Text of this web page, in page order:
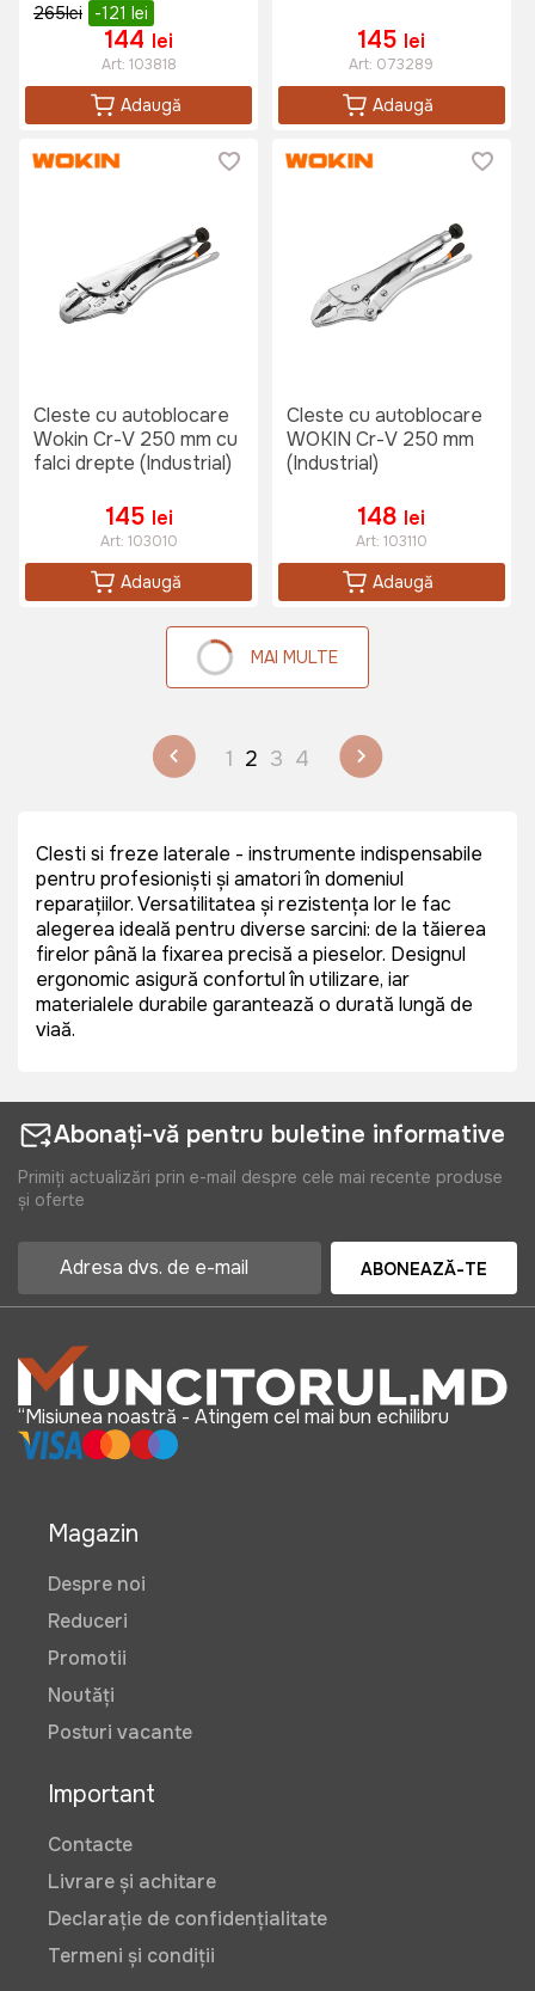
265lei -121 lei
144 lei
Art: 103818
Adaugă
145 lei
Art: 073289
Adaugă
Cleste cu autoblocare
Wokin Cr-V 250 mm cu
falci drepte (Industrial)
145 lei
Art: 103010
Adaugă
Cleste cu autoblocare
WOKIN Cr-V 250 mm
(Industrial)
148 lei
Art: 103110
Adaugă
MAI MULTE
1 2 3 4
Clesti si freze laterale - instrumente indispensabile
pentru profesioniști și amatori în domeniul
reparațiilor. Versatilitatea și rezistența lor le fac
alegerea ideală pentru diverse sarcini: de la tăierea
firelor până la fixarea precisă a pieselor. Designul
ergonomic asigură confortul în utilizare, iar
materialele durabile garantează o durată lungă de
viață.
Abonați-vă pentru buletine informative
Primiți actualizări prin e-mail despre cele mai recente produse
și oferte
ABONEAZĂ-TE
“Misiunea noastră - Atingem cel mai bun echilibru
Magazin
Despre noi
Reduceri
Promotii
Noutăți
Posturi vacante
Important
Contacte
Livrare și achitare
Declarație de confidențialitate
Termeni și condiții